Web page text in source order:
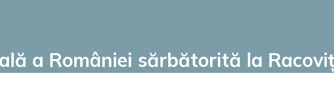
a României sărbătorită la